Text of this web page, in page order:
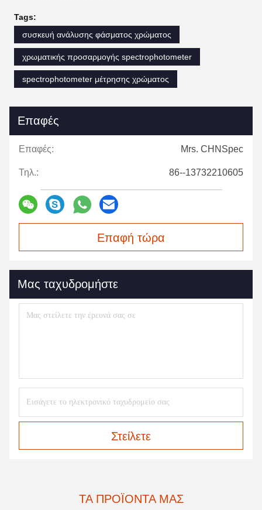
Tags:
συσκευή ανάλυσης φάσματος χρώματος
χρωματικής προσαρμογής spectrophotometer
spectrophotometer μέτρησης χρώματος
Επαφές
Επαφές: Mrs. CHNSpec
Τηλ.: 86--13732210605
Επαφή τώρα
Μας ταχυδρομήστε
Στείλετε
ΤΑ ΠΡΟΪΌΝΤΑ ΜΑΣ